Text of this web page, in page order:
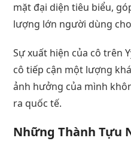
mặt đại diện tiêu biểu,
lượng lớn người dùng
Sự xuất hiện của cô trên
cô tiếp cận một lượng
ảnh hưởng của mình
ra quốc tế.
Những Thành Tựu